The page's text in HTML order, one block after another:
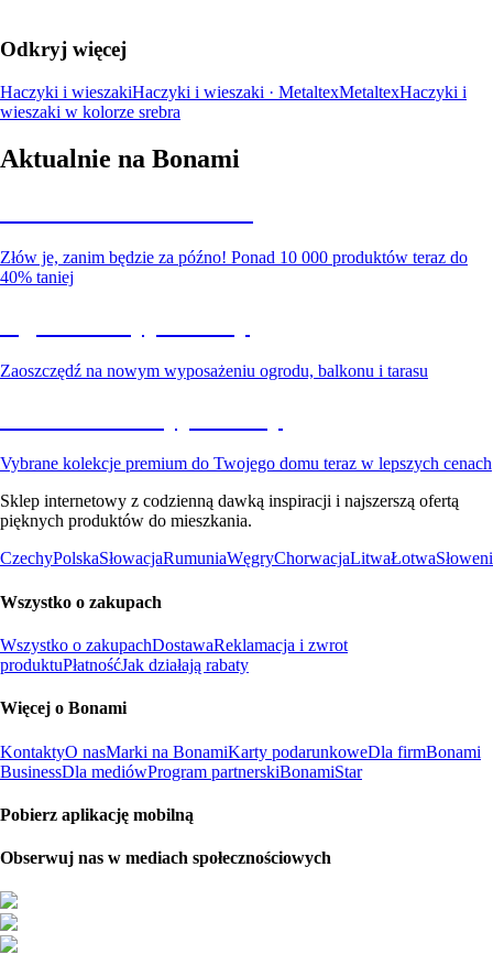
Odkryj więcej
Haczyki i wieszakiHaczyki i wieszaki · MetaltexMetaltexHaczyki i
wieszaki w kolorze srebra
Aktualnie na Bonami
Złów je, zanim będzie za późno! Ponad 10 000 produktów teraz do
40% taniej
Zaoszczędź na nowym wyposażeniu ogrodu, balkonu i tarasu
Vybrane kolekcje premium do Twojego domu teraz w lepszych cenach
Sklep internetowy z codzienną dawką inspiracji i najszerszą ofertą
pięknych produktów do mieszkania.
CzechyPolskaSłowacjaRumuniaWęgryChorwacjaLitwaŁotwa
Wszystko o zakupach
Wszystko o zakupachDostawaReklamacja i zwrot
produktuPłatnośćJak działają rabaty
Więcej o Bonami
KontaktyO nasMarki na BonamiKarty podarunkoweDla firmBonami
BusinessDla mediówProgram partnerskiBonamiStar
Pobierz aplikację mobilną
Obserwuj nas w mediach społecznościowych